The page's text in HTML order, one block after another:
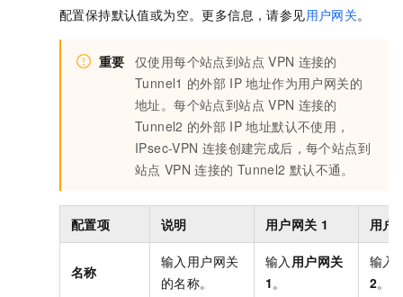
配置保持默认值或为空。更多信息，请参见用户网关。
重要 仅使用每个站点到站点 VPN 连接的
Tunnel1 的外部 IP 地址作为用户网关的
地址。每个站点到站点 VPN 连接的
Tunnel2 的外部 IP 地址默认不使用，
IPsec-VPN 连接创建完成后，每个站点到
站点 VPN 连接的 Tunnel2 默认不通。
配置项 说明 用户网关 1 用户
名称
输入用户网关
的名称。
输入 用户网关
1。
输入
2。